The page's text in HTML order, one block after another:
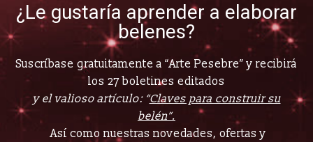
¿Le gustaría aprender a elaborar
belenes?
Suscríbase gratuitamente a “Arte Pesebre” y recibirá
los 27 boletines editados
y el valioso artículo: “Claves para construir su
belén”.
Así como nuestras novedades, ofertas y